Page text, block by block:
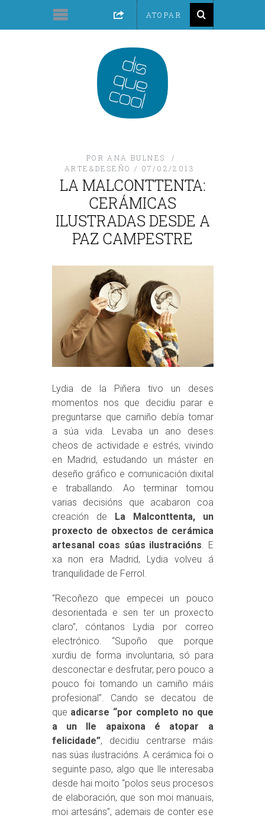
POR ANA BULNES
ARTE&DESEÑO
07/02/2013
LA MALCONTTENTA:
CERÁMICAS
ILUSTRADAS DESDE A
PAZ CAMPESTRE
Lydia de la Piñera tivo un deses
momentos nos que decidiu parar e
preguntarse que camiño debía tomar
a súa vida. Levaba un ano deses
cheos de actividade e estrés, vivindo
en Madrid, estudando un máster en
deseño gráfico e comunicación dixital
e traballando. Ao terminar tomou
varias decisións que acabaron coa
creación de La Malconttenta, un
proxecto de obxectos de cerámica
artesanal coas súas ilustracións . E
xa non era Madrid, Lydia volveu á
tranquilidade de Ferrol.
“Recoñezo que empecei un pouco
desorientada e sen ter un proxecto
claro”, cóntanos Lydia por correo
electrónico. “Supoño que porque
xurdiu de forma involuntaria, só para
desconectar e desfrutar, pero pouco a
pouco foi tomando un camiño máis
profesional”. Cando se decatou de
que adicarse “por completo no que
a un lle apaixona é atopar a
felicidade”, decidiu centrarse máis
nas súas ilustracións. A cerámica foi o
seguinte paso, algo que lle interesaba
desde hai moito “polos seus procesos
de elaboración, que son moi manuais,
moi artesáns”, ademais de conter ese